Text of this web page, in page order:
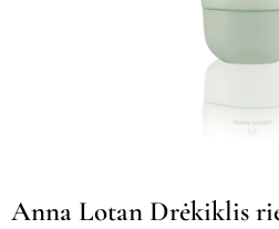
Anna Lotan Drėkiklis